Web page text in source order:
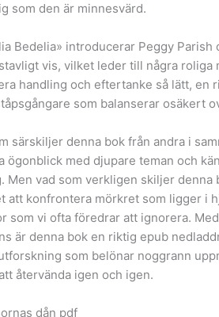
som den är minnesvärd.
Bedelia» introducerar Peggy
vis, vilket leder till några
handling och eftertanke så lätt,
som balanserar osäkert
särskiljer denna bok från andra i
ögonblick med djupare teman och
Men vad som verkligen skiljer
att konfrontera mörkret som ligger i
som vi ofta föredrar att ignorera.
är denna bok en riktig epub
som belönar noggrann
återvända igen och igen.
dån pdf